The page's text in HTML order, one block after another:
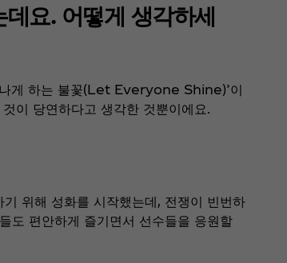
요. 어떻게 생각하세
나게 하는 불꽃(Let Everyone Shine)’이
이 당연하다고 생각한 것뿐이에요.
위해 성화를 시작했는데, 전쟁이 빈번하
도 편안하게 즐기면서 선수들을 응원할